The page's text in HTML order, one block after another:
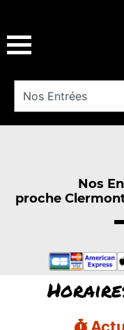
Nos
proche